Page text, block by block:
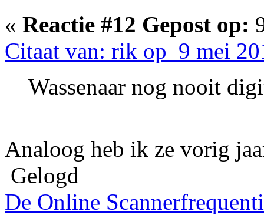
« Reactie #12 Gepost op:
Citaat van: rik op 9 mei
Wassenaar nog nooit
Analoog heb ik ze vorig
Gelogd
De Online